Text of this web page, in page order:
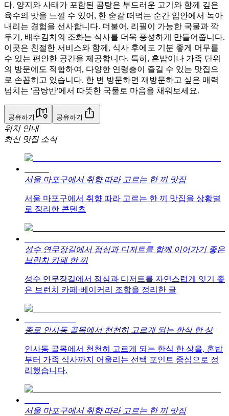
다. 양지와 사태가 포함된 곰탕은 부드러운 고기와 함께 깊은
육수의 맛을 느낄 수 있어, 한 숟갈 떠먹는 순간 입안에서 녹아
내리는 경험을 선사합니다. 더불어, 리필이 가능한 국물과 깍
두기, 배추김치의 조화는 식사를 더욱 풍성하게 만들어줍니다.
이곳은 친절한 서비스와 함께, 식사 후에도 기분 좋게 머무를
수 있는 편안한 공간을 제공합니다. 특히, 혼밥이나 가족 단위
의 방문에도 적합하여, 다양한 연령층이 즐길 수 있는 맛집으
로 손꼽히고 있습니다. 한 번 방문하면 재방문하고 싶은 매력
넘치는 '곰탕반'에서 따뜻한 국물로 마음을 채워보세요.
공유하기 공유하기
위치 안내
최신 맛집 소식
서울 마포구에서 취향 따라 고르는 한 끼 맛집
서울 마포구에서 취향 따라 고르는 한 끼 맛집을 상황별
로 정리한 콘텐츠
성수 연무장길에서 점심과 디저트를 함께 이어가기 좋은
브런치 카페 한 끼
성수 연무장길에서 점심과 디저트를 자연스럽게 잇기 좋
은 브런치 카페·베이커리 조합을 정리한 글
종로 인사동 골목에서 천천히 고르게 되는 한식 한 상
인사동 골목에서 천천히 고르게 되는 한식 한 상을, 혼밥
부터 가족 식사까지 어울리는 선택 포인트 중심으로 정
리했습니다.
서울 마포구에서 취향 따라 고르는 한 끼 맛집